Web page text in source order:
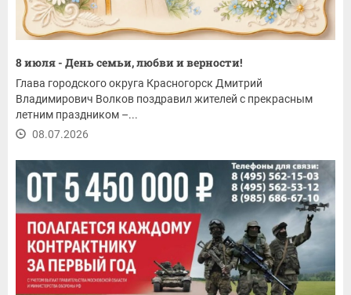
8 июля - День семьи, любви и верности!
Глава городского округа Красногорск Дмитрий
Владимирович Волков поздравил жителей с прекрасным
летним праздником –...
08.07.2026